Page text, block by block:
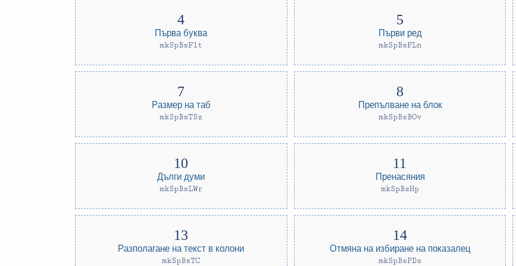
Първа буква
mkSpBsFlt
Първи ред
mkSpBsFLn
Размер на таб
mkSpBsTSz
Препълване на блок
mkSpBsBOv
Дълги думи
mkSpBsLWr
Пренасяния
mkSpBsHp
Разполагане на текст в колони
mkSpBsTC
Отмяна на избиране на показалец
mkSpBsPDs